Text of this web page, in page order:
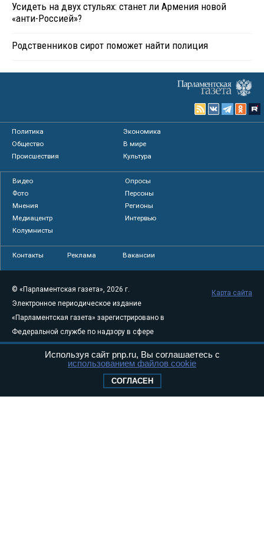
Усидеть на двух стульях: станет ли Армения новой
«анти-Россией»?
Родственников сирот поможет найти полиция
Политика
Экономика
Общество
В мире
Происшествия
Культура
Видео
Опросы
Фото
Персоны
Мнения
Регионы
Медиацентр
Интервью
Колумнисты
Контакты Реклама Вакансии
© «Парламентская газета», 2026 г.
Электронное периодическое издание
«Парламентская газета» зарегистрировано в
Федеральной службе по надзору в сфере
связи, информационных технологий и
массовых коммуникаций (Роскомнадзор) 05
Свидетельство о регистрации Эл № ФС77-
Карта сайта
Используя сайт pnp.ru, Вы соглашаетесь с
использованием файлов cookie
СОГЛАСЕН